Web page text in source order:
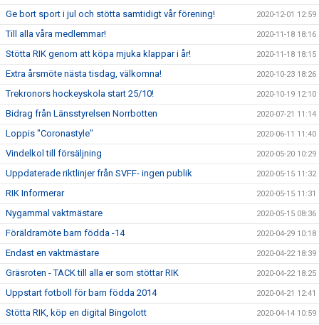
Ge bort sport i jul och stötta samtidigt vår förening! 2020-12-01 12:59
Till alla våra medlemmar! 2020-11-18 18:16
Stötta RIK genom att köpa mjuka klappar i år! 2020-11-18 18:15
Extra årsmöte nästa tisdag, välkomna! 2020-10-23 18:26
Trekronors hockeyskola start 25/10! 2020-10-19 12:10
Bidrag från Länsstyrelsen Norrbotten 2020-07-21 11:14
Loppis "Coronastyle" 2020-06-11 11:40
Vindelkol till försäljning 2020-05-20 10:29
Uppdaterade riktlinjer från SVFF- ingen publik 2020-05-15 11:32
RIK Informerar 2020-05-15 11:31
Nygammal vaktmästare 2020-05-15 08:36
Föräldramöte barn födda -14 2020-04-29 10:18
Endast en vaktmästare 2020-04-22 18:39
Gräsroten - TACK till alla er som stöttar RIK 2020-04-22 18:25
Uppstart fotboll för barn födda 2014 2020-04-21 12:41
Stötta RIK, köp en digital Bingolott 2020-04-14 10:59